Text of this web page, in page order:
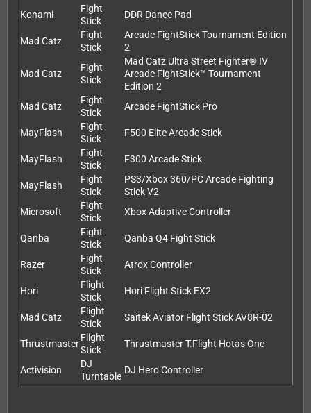
Konami
Fight
Stick
DDR Dance Pad
Mad Catz
Fight
Stick
Arcade FightStick Tournament Edition
2
Mad Catz
Fight
Stick
Mad Catz Ultra Street Fighter® IV
Arcade FightStick™ Tournament
Edition 2
Mad Catz
Fight
Stick
Arcade FightStick Pro
MayFlash
Fight
Stick
F500 Elite Arcade Stick
MayFlash
Fight
Stick
F300 Arcade Stick
MayFlash
Fight
Stick
PS3/Xbox 360/PC Arcade Fighting
Stick V2
Microsoft
Fight
Stick
Xbox Adaptive Controller
Qanba
Fight
Stick
Qanba Q4 Fight Stick
Razer
Fight
Stick
Atrox Controller
Hori
Flight
Stick
Hori Flight Stick EX2
Mad Catz
Flight
Stick
Saitek Aviator Flight Stick AV8R-02
Thrustmaster
Flight
Stick
Thrustmaster T.Flight Hotas One
Activision
DJ
Turntable
DJ Hero Controller